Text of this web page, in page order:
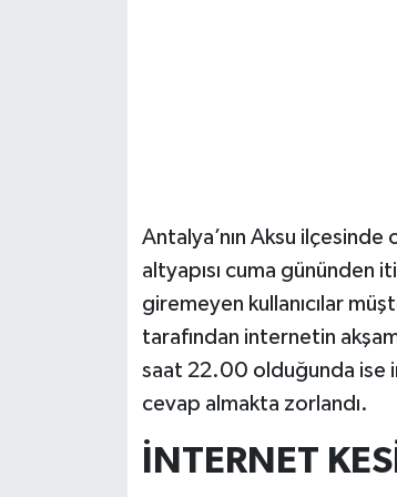
Antalya’nın Aksu
altyapısı cuma gününden
giremeyen kullanıcılar
tarafından internetin
saat 22.00 olduğunda ise
cevap almakta zorlandı.
İNTERNET